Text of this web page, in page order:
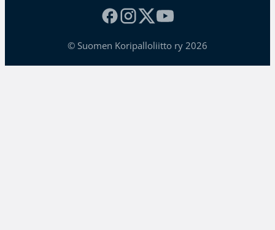
© Suomen Koripalloliitto ry 2026